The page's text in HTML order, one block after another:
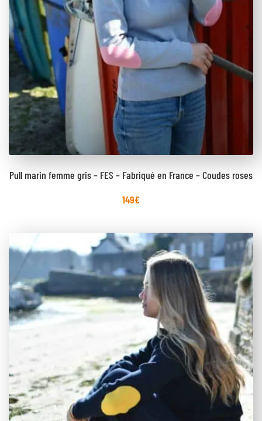
Pull marin femme gris – FES – Fabriqué en France – Coudes roses
149€